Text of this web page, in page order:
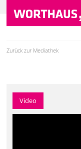
Zurück zur Mediathek
Video